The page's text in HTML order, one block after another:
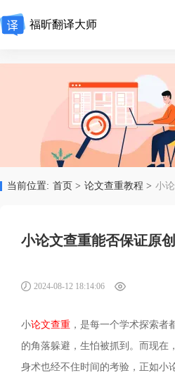
福昕翻译大师
当前位置: 首页 > 论文查重教程 > 小
小论文查重能否保证原
2024-08-12 18:14:06
小论文查重 ，是每一个学术探索
的角落躲避，生怕被抓到。而现在
身术也经不住时间的考验，正如小